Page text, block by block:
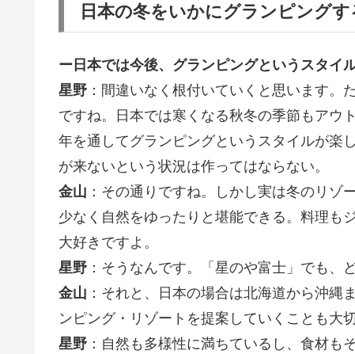
日本の冬をいかにグランピング
ー日本では今後、グランピングというスタイ
星野 ：間違いなく根付いていくと思います。
ですね。日本では寒くなる秋冬の季節もアウ
年を通してグランピングというスタイルが楽
が来ないという状況は作ってはならない。
金山 ：その通りですね。しかし実は冬のリ
少なく自然をゆったりと堪能できる。料理も
大好きですよ。
星野 ：そうなんです。「星のや富士」でも、
金山 ：それと、日本の場合は北海道から沖縄
ンピング・リゾートを提案していくことも大切
星野 ：自然も多様性に満ちているし、食材